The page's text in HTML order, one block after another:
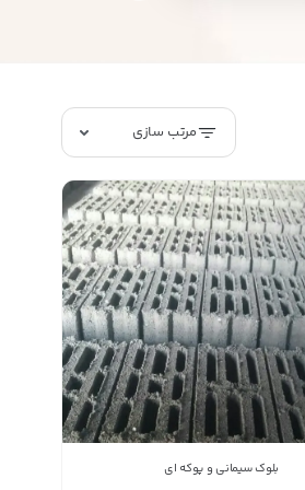
مرتب سازی
بلوک سیمانی و پوکه ای